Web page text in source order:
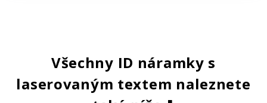
Všechny ID náramky s
laserovaným textem naleznete